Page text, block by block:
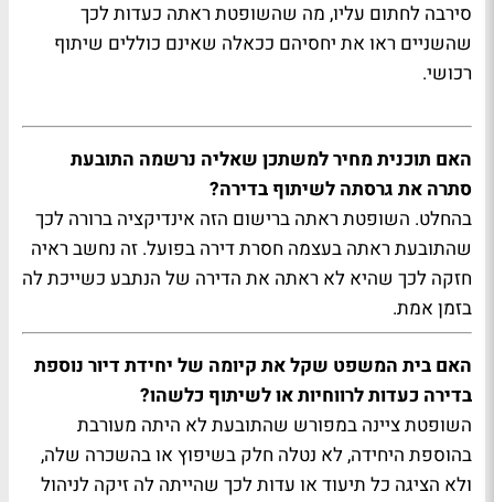
סירבה לחתום עליו, מה שהשופטת ראתה כעדות לכך
שהשניים ראו את יחסיהם ככאלה שאינם כוללים שיתוף
רכושי.
האם תוכנית מחיר למשתכן שאליה נרשמה התובעת
סתרה את גרסתה לשיתוף בדירה?
בהחלט. השופטת ראתה ברישום הזה אינדיקציה ברורה לכך
שהתובעת ראתה בעצמה חסרת דירה בפועל. זה נחשב ראיה
חזקה לכך שהיא לא ראתה את הדירה של הנתבע כשייכת לה
בזמן אמת.
האם בית המשפט שקל את קיומה של יחידת דיור נוספת
בדירה כעדות לרווחיות או לשיתוף כלשהו?
השופטת ציינה במפורש שהתובעת לא היתה מעורבת
בהוספת היחידה, לא נטלה חלק בשיפוץ או בהשכרה שלה,
ולא הציגה כל תיעוד או עדות לכך שהייתה לה זיקה לניהול